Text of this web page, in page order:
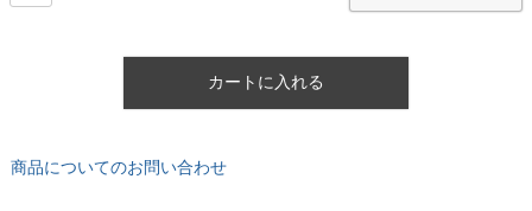
カートに入れる
商品についてのお問い合わせ